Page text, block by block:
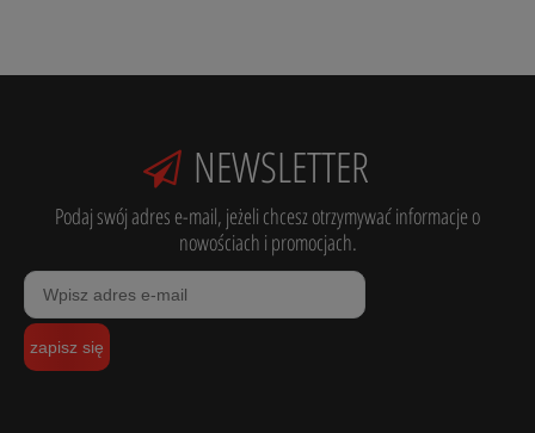
NEWSLETTER
Podaj swój adres e-mail, jeżeli chcesz otrzymywać informacje o
nowościach i promocjach.
zapisz się